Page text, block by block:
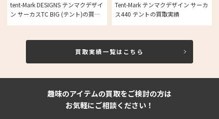
tent-Mark DESIGNS テンマクデザイ
ン サーカスTC BIG (テント)の買取
Tent-Mark テンマクデザイン サーカ
ス440 テントの買取実績
買取実績一覧はこちら
趣味のアイテムの買取をご検討の方は
お気軽にご相談ください！